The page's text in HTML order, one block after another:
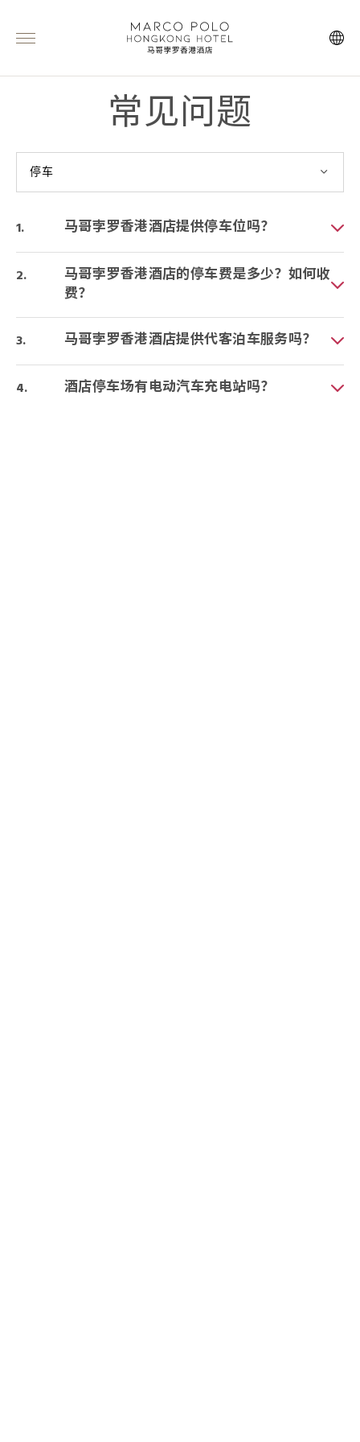
常见问题
停车
马哥孛罗香港酒店提供停车位吗？
马哥孛罗香港酒店的停车费是多少？如何收
费？
马哥孛罗香港酒店提供代客泊车服务吗？
酒店停车场有电动汽车充电站吗？